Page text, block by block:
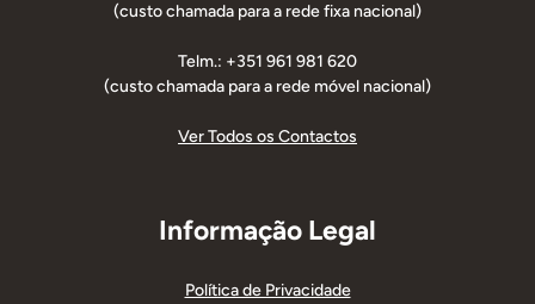
(custo chamada para a rede fixa nacional)
Telm.: +351 961 981 620
(custo chamada para a rede móvel nacional)
Ver Todos os Contactos
Informação Legal
Política de Privacidade